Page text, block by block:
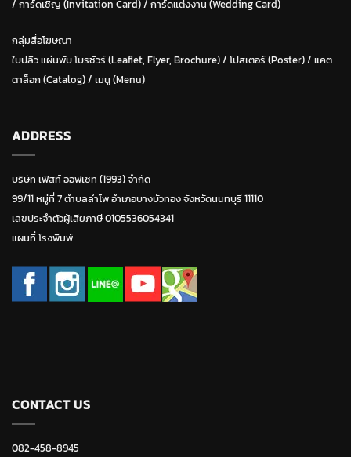
/ การ์ดเชิญ (Invitation Card)/ การ์ดแต่งงาน (Wedding Card)
กลุ่มสื่อโฆษณา
ใบปลิว แผ่นพับ โบรชัวร์ (Leaflet, Flyer, Brochure)/ โปสเตอร์ (Poster) / แคต
ตาล็อก (Catalog)/ เมนู (Menu)
ADDRESS
บริษัท เฟิสท์ ออฟเซท (1993) จำกัด
99/11 หมู่ที่ 7 ตำบลลำโพ อำเภอบางบัวทอง จังหวัดนนทบุรี 11110
เลขประจำตัวผู้เสียภาษี 0105536054341
แผนที่ โรงพิมพ์
CONTACT US
082-458-8945